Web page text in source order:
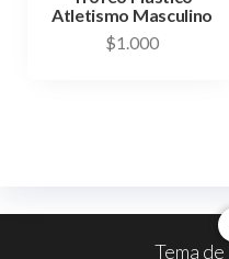
Atletismo Masculino
$1.000
Tema de